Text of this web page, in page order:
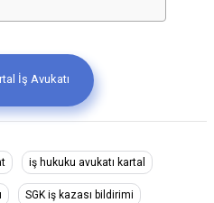
İş Avukatı
iş hukuku avukatı kartal
SGK iş kazası bildirimi